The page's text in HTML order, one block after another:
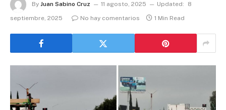
By Juan Sabino Cruz 11 agosto, 2025 Updated:
8
septiembre, 2025
No hay comentarios 1 Min Read